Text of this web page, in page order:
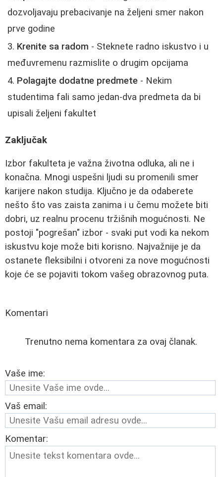
dozvoljavaju prebacivanje na željeni smer nakon
prve godine
Krenite sa radom - Steknete radno iskustvo i u
međuvremenu razmislite o drugim opcijama
Polagajte dodatne predmete - Nekim
studentima fali samo jedan-dva predmeta da bi
upisali željeni fakultet
Zaključak
Izbor fakulteta je važna životna odluka, ali ne i
konačna. Mnogi uspešni ljudi su promenili smer
karijere nakon studija. Ključno je da odaberete
nešto što vas zaista zanima i u čemu možete biti
dobri, uz realnu procenu tržišnih mogućnosti. Ne
postoji "pogrešan" izbor - svaki put vodi ka nekom
iskustvu koje može biti korisno. Najvažnije je da
ostanete fleksibilni i otvoreni za nove mogućnosti
koje će se pojaviti tokom vašeg obrazovnog puta.
Komentari
Trenutno nema komentara za ovaj članak.
Vaše ime:
Vaš email:
Komentar: